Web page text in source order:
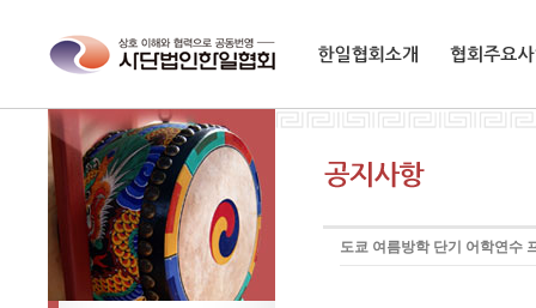
도쿄 여름방학 단기 어학연수